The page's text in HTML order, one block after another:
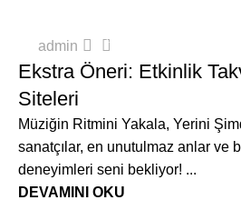
admin 1
Ekstra Öneri: Etkinlik
Siteleri
Müziğin Ritmini Yakala, Yerini
sanatçılar, en unutulmaz anlar ve
deneyimleri seni bekliyor! ...
DEVAMINI OKU